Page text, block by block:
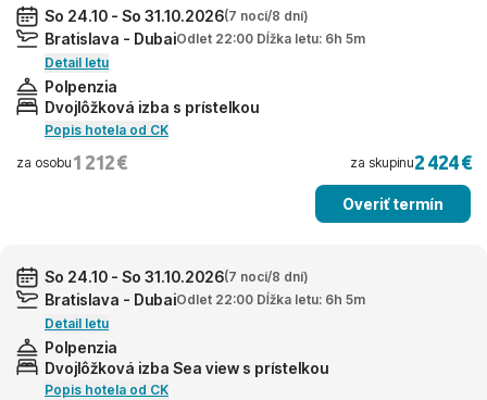
So 24.10 - So 31.10.2026(7 nocí/8 dní)
Bratislava - DubaiOdlet 22:00 Dĺžka letu: 6h 5m
Detail letu
Polpenzia
Dvojlôžková izba s prístelkou
Popis hotela od CK
za osobu 1 212 € za skupinu2 424 €
Overiť termín
So 24.10 - So 31.10.2026(7 nocí/8 dní)
Bratislava - DubaiOdlet 22:00 Dĺžka letu: 6h 5m
Detail letu
Polpenzia
Dvojlôžková izba Sea view s prístelkou
Popis hotela od CK